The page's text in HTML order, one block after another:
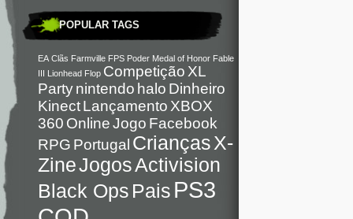
POPULAR TAGS
EA Clãs Farmville FPS Poder Medal of Honor Fable
III Lionhead Flop Competição XL
Partynintendo halo Dinheiro
KinectLançamento XBOX
360 OnlineJogo Facebook
RPG Portugal CriançasX-
ZineJogosActivision
Black Ops Pais PS3